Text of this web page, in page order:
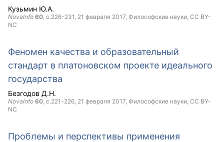
Кузьмин Ю.А.
NovaInfo 60, с.226-231, 21 февраля 2017, Философские науки, CC BY-
NC
Феномен качества и образовательный
стандарт в платоновском проекте идеального
государства
Безгодов Д.Н.
NovaInfo 60, с.221-226, 21 февраля 2017, Философские науки, CC BY-
NC
Проблемы и перспективы применения